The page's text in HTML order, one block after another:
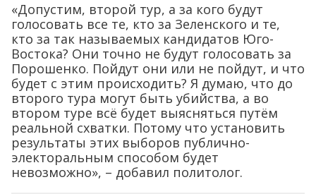
«Допустим, второй тур, а за кого будут
голосовать все те, кто за Зеленского и те,
кто за так называемых кандидатов Юго-
Востока? Они точно не будут голосовать за
Порошенко. Пойдут они или не пойдут, и что
будет с этим происходить? Я думаю, что до
второго тура могут быть убийства, а во
втором туре всё будет выясняться путём
реальной схватки. Потому что установить
результаты этих выборов публично-
электоральным способом будет
невозможно», – добавил политолог.